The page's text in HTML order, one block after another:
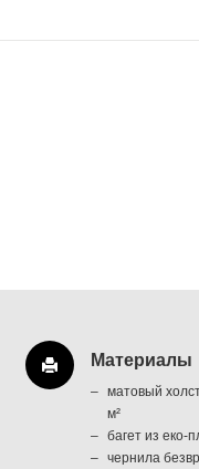
Материалы
матовый
м²
багет из еко-
чернила